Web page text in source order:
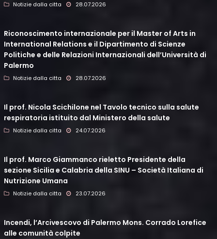
Notizie dalla citta 28.07.2026
Riconoscimento internazionale per il Master of Arts in
International Relations e il Dipartimento di Scienze
Politiche e delle Relazioni Internazionali dell’Università di
Palermo
Notizie dalla citta 28.07.2026
Il prof. Nicola Scichilone nel Tavolo tecnico sulla salute
respiratoria istituito dal Ministero della salute
Notizie dalla citta 24.07.2026
Il prof. Marco Giammanco rieletto Presidente della
sezione Sicilia e Calabria della SINU – Società Italiana di
Nutrizione Umana
Notizie dalla citta 23.07.2026
Incendi, l’Arcivescovo di Palermo Mons. Corrado Lorefice
alle comunità colpite